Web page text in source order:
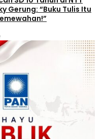
Gerung: “Buku Tulis Itu